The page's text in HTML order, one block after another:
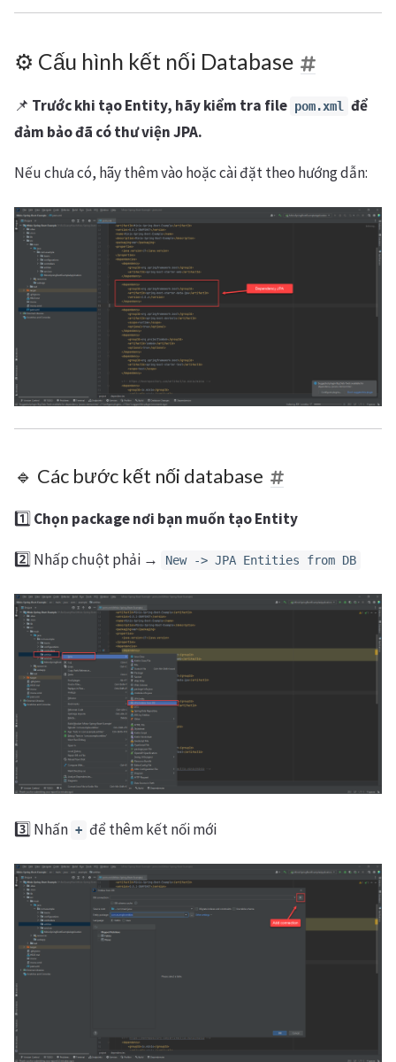
⚙️ Cấu hình kết nối Database
📌 Trước khi tạo Entity, hãy kiểm tra file pom.xml
để
đảm bảo đã có thư viện JPA.
Nếu chưa có, hãy thêm vào hoặc cài đặt theo hướng dẫn:
🔹 Các bước kết nối database
1️⃣ Chọn package nơi bạn muốn tạo Entity
2️⃣ Nhấp chuột phải → New -> JPA Entities from DB
3️⃣ Nhấn + để thêm kết nối mới